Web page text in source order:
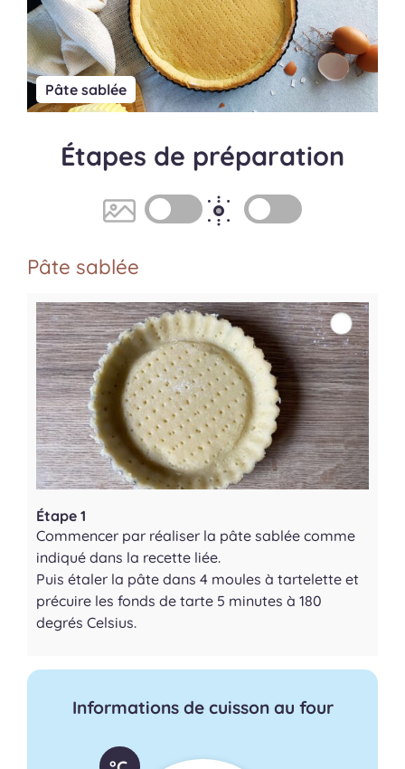
Pâte sablée
Étapes de préparation
Pâte sablée
Étape 1
Commencer par réaliser la pâte sablée comme
indiqué dans la recette liée.
Puis étaler la pâte dans 4 moules à tartelette et
précuire les fonds de tarte 5 minutes à 180
degrés Celsius.
Informations de cuisson au four